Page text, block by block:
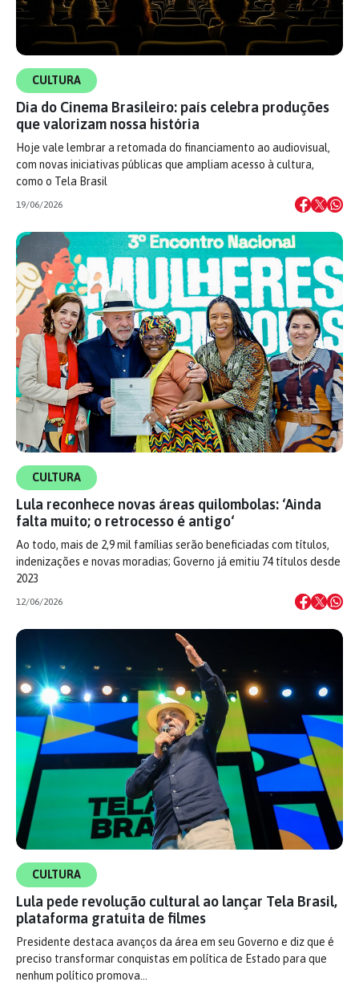
CULTURA
Dia do Cinema Brasileiro: país celebra produções
que valorizam nossa história
Hoje vale lembrar a retomada do financiamento ao audiovisual,
com novas iniciativas públicas que ampliam acesso à cultura,
como o Tela Brasil
19/06/2026
CULTURA
Lula reconhece novas áreas quilombolas: ‘Ainda
falta muito; o retrocesso é antigo‘
Ao todo, mais de 2,9 mil famílias serão beneficiadas com títulos,
indenizações e novas moradias; Governo já emitiu 74 títulos desde
2023
12/06/2026
CULTURA
Lula pede revolução cultural ao lançar Tela Brasil,
plataforma gratuita de filmes
Presidente destaca avanços da área em seu Governo e diz que é
preciso transformar conquistas em política de Estado para que
nenhum político promova…